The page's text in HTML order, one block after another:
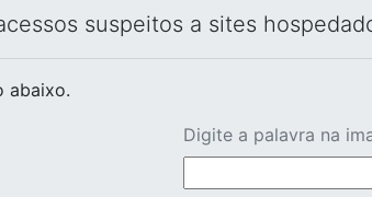
suspeitos a sites
abaixo.
Digite a palavra na